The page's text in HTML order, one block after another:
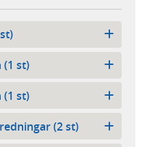
st)
st)
(2 st)